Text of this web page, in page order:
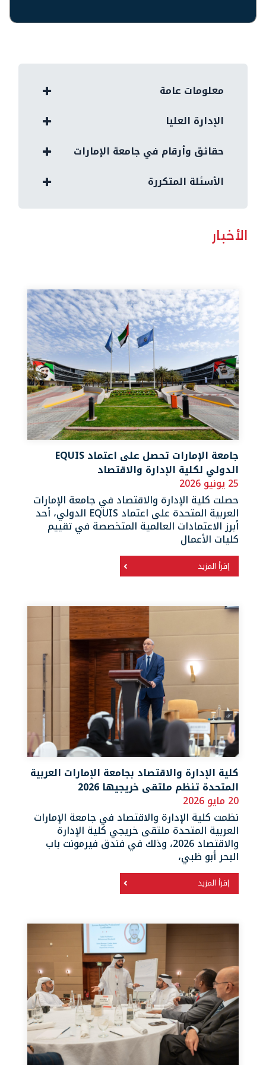
معلومات عامة
الإدارة العليا
حقائق وأرقام في جامعة الإمارات
الأسئلة المتكررة
الأخبار
جامعة الإمارات تحصل على اعتماد EQUIS
الدولي لكلية الإدارة والاقتصاد
25 يونيو 2026
حصلت كلية الإدارة والاقتصاد في جامعة الإمارات
العربية المتحدة على اعتماد EQUIS الدولي، أحد
أبرز الاعتمادات العالمية المتخصصة في تقييم
كليات الأعمال
إقرأ المزيد
كلية الإدارة والاقتصاد بجامعة الإمارات العربية
المتحدة تنظم ملتقى خريجيها 2026
20 مايو 2026
نظمت كلية الإدارة والاقتصاد في جامعة الإمارات
العربية المتحدة ملتقى خريجي كلية الإدارة
والاقتصاد 2026، وذلك في فندق فيرمونت باب
البحر أبو ظبي،
إقرأ المزيد